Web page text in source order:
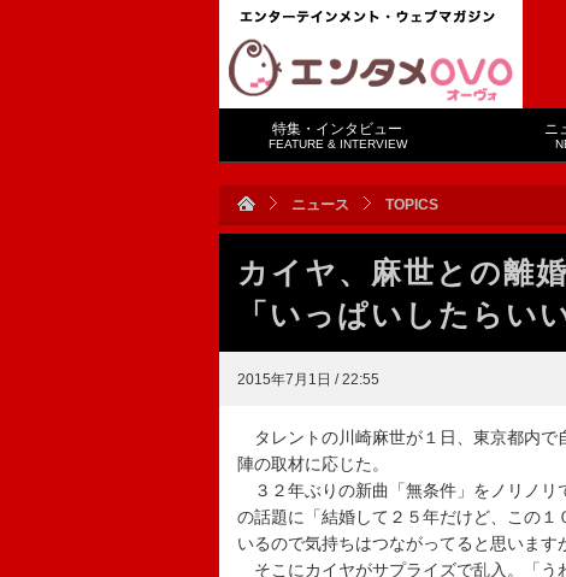
特集・インタビュー
FEATURE & INTERVIEW
ニ
ニュース TOPICS
カイヤ、麻世との離
「いっぱいしたらい
2015年7月1日 / 22:55
タレントの川崎麻世が１日、東京都内で
陣の取材に応じた。
３２年ぶりの新曲「無条件」をノリノリ
の話題に「結婚して２５年だけど、この
いるので気持ちはつながってると思います
そこにカイヤがサプライズで乱入。「う